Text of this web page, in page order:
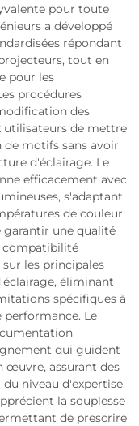
pour toute
a développé
répondant
tout en
pour les
procédures
des
utilisateurs de mettre
de motifs sans avoir
d'éclairage. Le
efficacement avec
s'adaptant
de couleur
garantir une qualité
compatibilité
les principales
éliminant
spécifiques à
performance. Le
qui guident
œuvre, assurant des
niveau d'expertise
la souplesse
de prescrire